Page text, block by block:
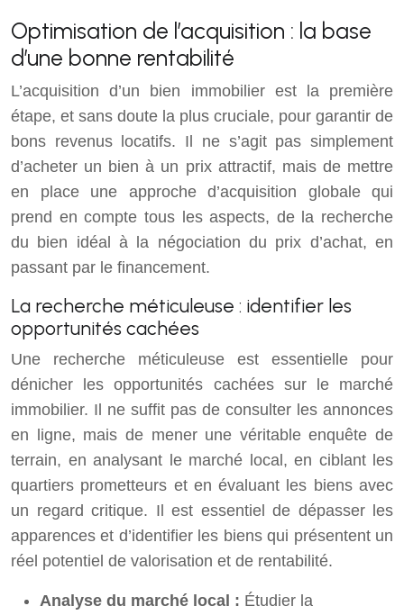
Optimisation de l’acquisition : la base
d’une bonne rentabilité
L’acquisition d’un bien immobilier est la première
étape, et sans doute la plus cruciale, pour garantir de
bons revenus locatifs. Il ne s’agit pas simplement
d’acheter un bien à un prix attractif, mais de mettre
en place une approche d’acquisition globale qui
prend en compte tous les aspects, de la recherche
du bien idéal à la négociation du prix d’achat, en
passant par le financement.
La recherche méticuleuse : identifier les
opportunités cachées
Une recherche méticuleuse est essentielle pour
dénicher les opportunités cachées sur le marché
immobilier. Il ne suffit pas de consulter les annonces
en ligne, mais de mener une véritable enquête de
terrain, en analysant le marché local, en ciblant les
quartiers prometteurs et en évaluant les biens avec
un regard critique. Il est essentiel de dépasser les
apparences et d’identifier les biens qui présentent un
réel potentiel de valorisation et de rentabilité.
Analyse du marché local : Étudier la